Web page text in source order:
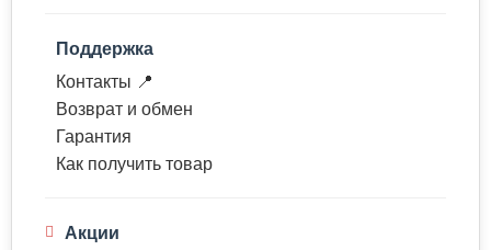
Поддержка
Контакты 📍
Возврат и обмен
Гарантия
Как получить товар
Акции